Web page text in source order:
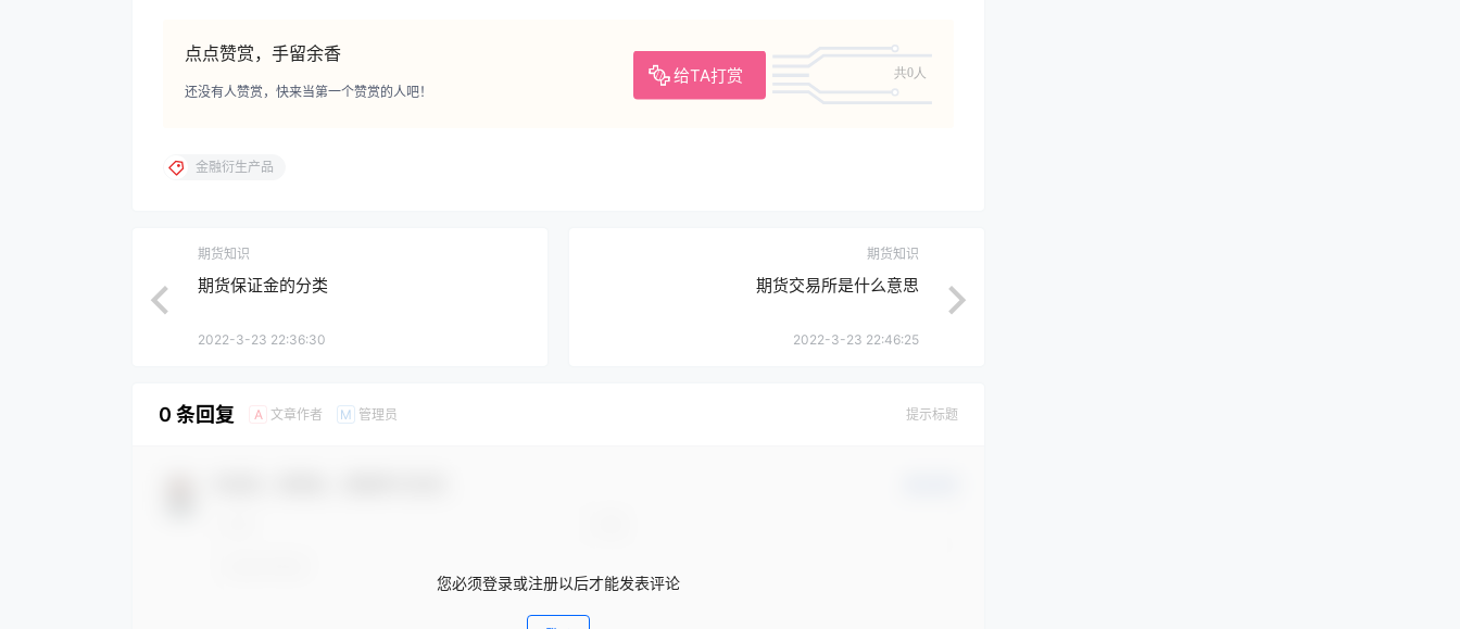
点点赞赏，手留余香
给TA打赏 共0人
还没有人赞赏，快来当第一个赞赏的人吧！
金融衍生产品
期货知识
期货保证金的分类
2022-3-23 22:36:30
期货知识
期货交易所是什么意思
2022-3-23 22:46:25
0 条回复 A 文章作者 M 管理员 提示标题
您必须登录或注册以后才能发表评论